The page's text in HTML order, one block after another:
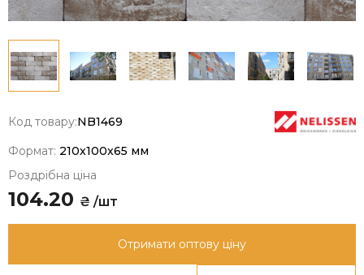
Код товару:NB1469
Формат: 210x100x65 мм
Роздрібна ціна
104.20 ₴ /шт
Отримати оптову ціну